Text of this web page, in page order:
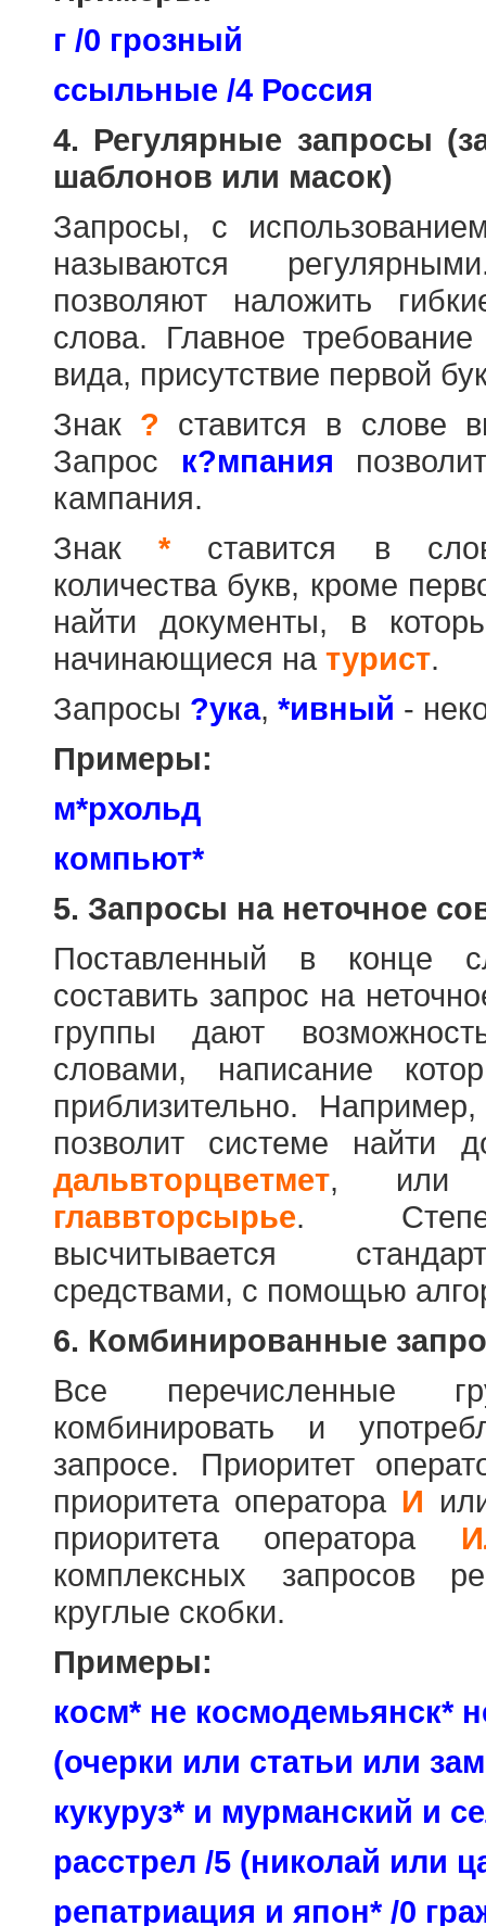
г /0 грозный
ссыльные /4 Россия
4. Регулярные запросы
шаблонов или масок)
Запросы, с
называются
позволяют наложить
слова. Главное
вида, присутствие первой
Знак ? ставится в слове
Запрос к?мпания
кампания.
Знак* ставится в
количества букв, кроме
найти документы, в
начинающиеся на турист.
Запросы ?ука, *ивный -
Примеры:
м*рхольд
компьют*
5. Запросы на неточное
Поставленный в конце
составить запрос на
группы дают
словами, написание
приблизительно.
позволит системе найти
дальвторцветмет,
главвторсырье.
высчитывается
средствами, с помощью
6. Комбинированные
Все перечисленные
комбинировать и
запросе. Приоритет
приоритета оператора И
приоритета оператора
комплексных запросов
круглые скобки.
Примеры:
косм* не космодемьянск*
(очерки или статьи или
кукуруз* и мурманский и
расстрел /5 (николай или
репатриация и япон* /0